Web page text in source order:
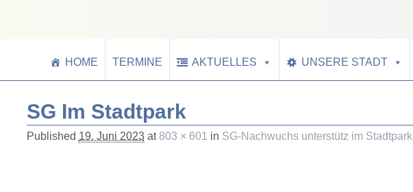
HOME TERMINE AKTUELLES UNSERE STADT
SG Im Stadtpark
Published 19. Juni 2023at803 × 601 in SG-Nachwuchs unterstütz im Stadtpark